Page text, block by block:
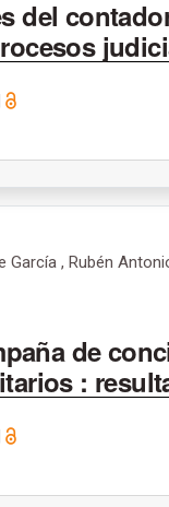
del
|
García , Rubén
de
:
|